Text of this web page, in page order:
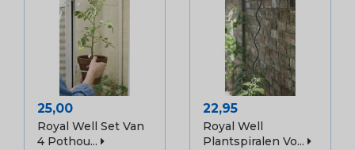
Prijs
25,00
Royal Well Set Van
4 Pothou...
Prijs
22,95
Royal Well
Plantspiralen Vo...